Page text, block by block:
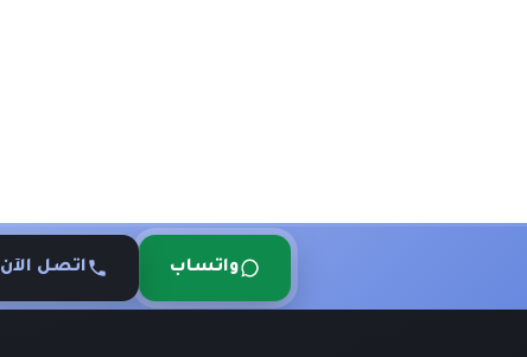
واتساب اتصل الآن